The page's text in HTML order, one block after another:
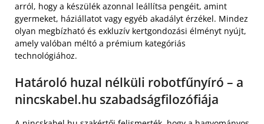
arról, hogy a készülék azonnal leállítsa pengéit, amint
gyermeket, háziállatot vagy egyéb akadályt érzékel. Mindez
olyan megbízható és exkluzív kertgondozási élményt nyújt,
amely valóban méltó a prémium kategóriás
technológiához.
Határoló huzal nélküli robotfűnyíró – a
nincskabel.hu szabadságfilozófiája